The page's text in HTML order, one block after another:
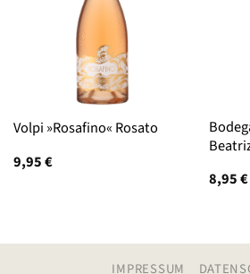
Volpi »Rosafino« Rosato
9,95€
8,95€
IMPRESSUM